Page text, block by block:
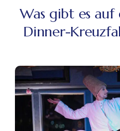
Was gibt es auf
Dinner-